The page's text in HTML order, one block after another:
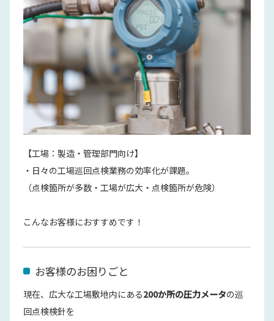
【工場：製造・管理部門向け】
・日々の工場巡回点検業務の効率化が課題。
（点検箇所が多数・工場が広大・点検箇所が危険）
こんなお客様におすすめです！
お客様のお困りごと
現在、広大な工場敷地内にある200か所の圧力メータの巡
回点検検針を